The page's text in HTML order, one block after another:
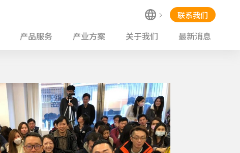
联系我们
产品服务 产业方案 关于我们 最新消息